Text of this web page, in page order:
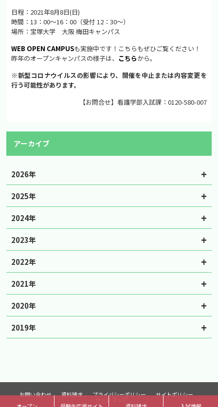
日程：2021年8月8日(日)
時間：13：00～16：00（受付 12：30～）
場所：宝塚大学 大阪 梅田キャンパス
WEB OPEN CAMPUSも実施中です！こちらもぜひご覧ください！
昨年のオープンキャンパスの様子は、 こちらから。
※新型コロナウイルスの影響により、開催を中止または内容変更を
行う可能性があります。
【お問合せ】看護学部入試課：0120-580-007
アーカイブ
2026年
2025年
2024年
2023年
2022年
2021年
2020年
2019年
お問い合わせ 資料請求 プライバシーポリシー サイトポリシー